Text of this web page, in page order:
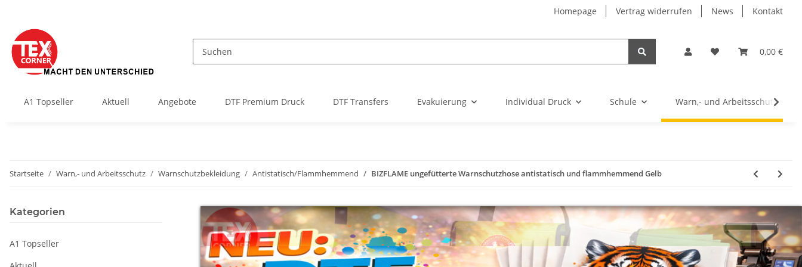
Homepage Vertrag widerrufen News Kontakt
0,00 €
A1 Topseller Aktuell Angebote DTF Premium Druck DTF Transfers Evakuierung Individual Druck Schule Warn,- und Arbeitsschutz
Startseite Warn,- und Arbeitsschutz Warnschutzbekleidung Antistatisch/Flammhemmend BIZFLAME ungefütterte Warnschutzhose antistatisch und flammhemmend Gelb
Kategorien
A1 Topseller